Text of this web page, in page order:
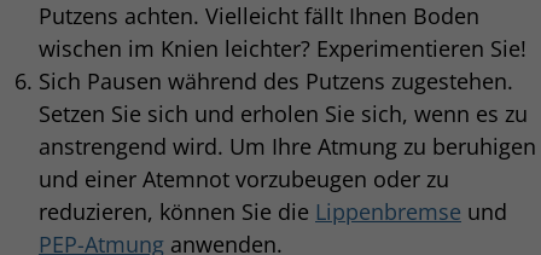
Putzens achten. Vielleicht fällt Ihnen Boden
wischen im Knien leichter? Experimentieren Sie!
Sich Pausen während des Putzens zugestehen.
Setzen Sie sich und erholen Sie sich, wenn es zu
anstrengend wird. Um Ihre Atmung zu beruhigen
und einer Atemnot vorzubeugen oder zu
reduzieren, können Sie die Lippenbremse und
PEP-Atmung anwenden.